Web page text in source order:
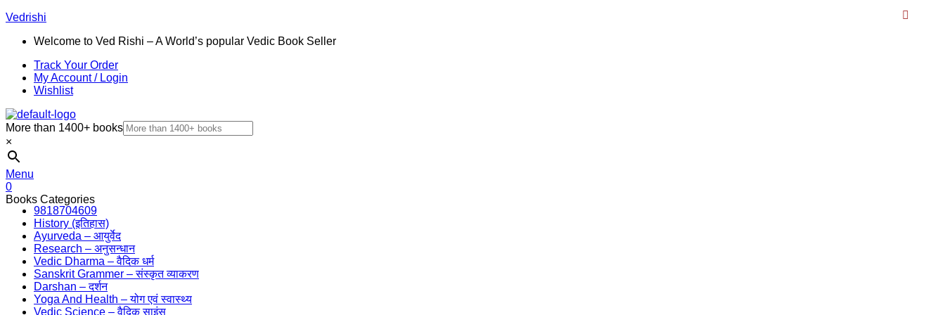
Vedrishi
Welcome to Ved Rishi – A World’s popular Vedic Book Seller
Track Your Order
My Account / Login
Wishlist
More than 1400+ books
×
Menu
0
9818704609
Books Categories
History (इतिहास)
Ayurveda – आयुर्वेद
Research – अनुसन्धान
Vedic Dharma – वैदिक धर्म
Sanskrit Grammer – संस्कृत व्याकरण
Darshan – दर्शन
Yoga And Health – योग एवं स्वास्थ्य
Vedic Science – वैदिक साइंस